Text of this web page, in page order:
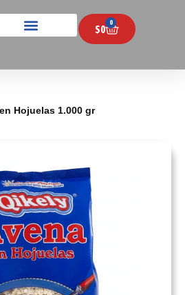
$0
0
Hojuelas 1.000 gr